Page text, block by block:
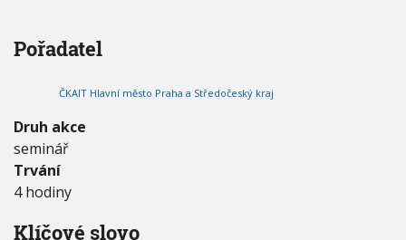
I
G
d
t
v
e
b
V
Pořadatel
ČKAIT Hlavní město Praha a Středočeský kraj
Druh akce
seminář
Trvání
4 hodiny
Klíčové slovo